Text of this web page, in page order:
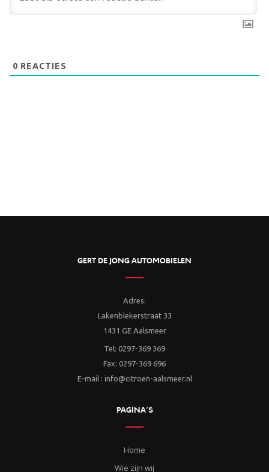
0 REACTIES
GERT DE JONG AUTOMOBIELEN
Adres:
Lakenblekerstraat 33
1431 GE Aalsmeer
Tel: 0297-369 369
Fax: 0297-369 696
E-mail : info@citroen-aalsmeer.nl
PAGINA’S
Home
Wie zijn wij